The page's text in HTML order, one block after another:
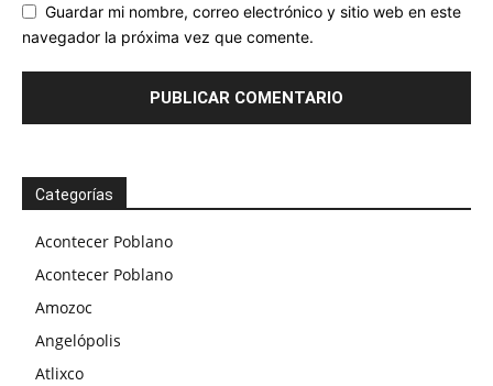
Guardar mi nombre, correo electrónico y sitio web en este
navegador la próxima vez que comente.
Categorías
Acontecer Poblano
Acontecer Poblano
Amozoc
Angelópolis
Atlixco